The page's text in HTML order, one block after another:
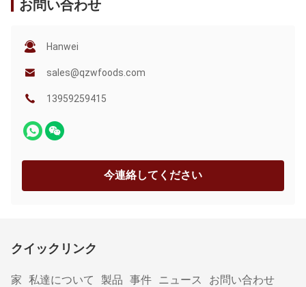
お問い合わせ
Hanwei
sales@qzwfoods.com
13959259415
今連絡してください
クイックリンク
家 私達について 製品 事件 ニュース お問い合わせ